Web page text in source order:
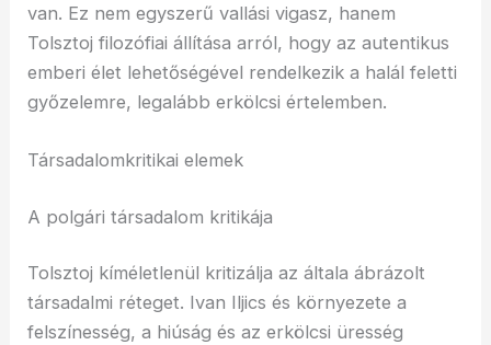
van. Ez nem egyszerű vallási vigasz, hanem
Tolsztoj filozófiai állítása arról, hogy az autentikus
emberi élet lehetőségével rendelkezik a halál feletti
győzelemre, legalább erkölcsi értelemben.
Társadalomkritikai elemek
A polgári társadalom kritikája
Tolsztoj kíméletlenül kritizálja az általa ábrázolt
társadalmi réteget. Ivan Iljics és környezete a
felszínesség, a hiúság és az erkölcsi üresség